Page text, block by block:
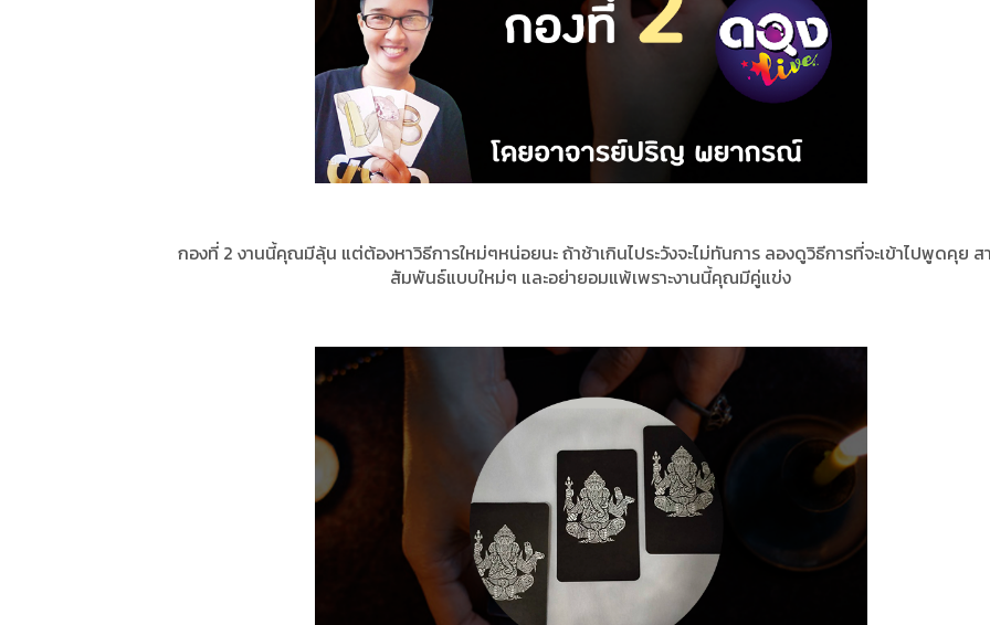
กองที่ 2 งานนี้คุณมีลุ้น แต่ต้องหาวิธีการใหม่ๆหน่อยนะ ถ้าช้าเกินไประวังจะไม่ทันการ ลองดูวิธีการที่จะเข้าไปพูดคุย ส
สัมพันธ์แบบใหม่ๆ และอย่ายอมแพ้เพราะงานนี้คุณมีคู่แข่ง